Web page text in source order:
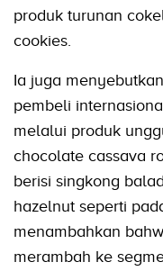
produk turunan
cookies.
Ia juga
pembeli
melalui produk
chocolate cassava
berisi singkong
hazelnut seperti
menambahkan
merambah ke